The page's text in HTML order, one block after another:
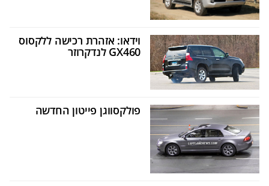
וידאו: אזהרת רכישה ללקסוס
GX460 לנדקרוזר
פולקסווגן פייטון החדשה